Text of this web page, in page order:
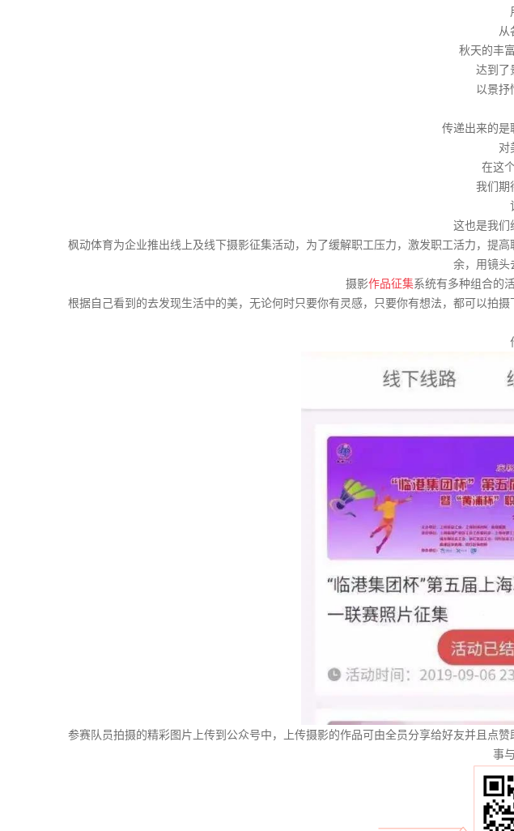
从
秋天的丰
达到了
以景
传递出来的是
对
在这
我们期
这也是我们
枫动体育为企业推出线上及线下摄影征集活动，为了缓解职工压力，激发职工活力，提
余，用镜头
摄影作品征集系统有多种组合的
根据自己看到的去发现生活中的美，无论何时只要你有灵感，只要你有想法，都可以拍
参赛队员拍摄的精彩图片上传到公众号中，上传摄影的作品可由全员分享给好友并且点
事